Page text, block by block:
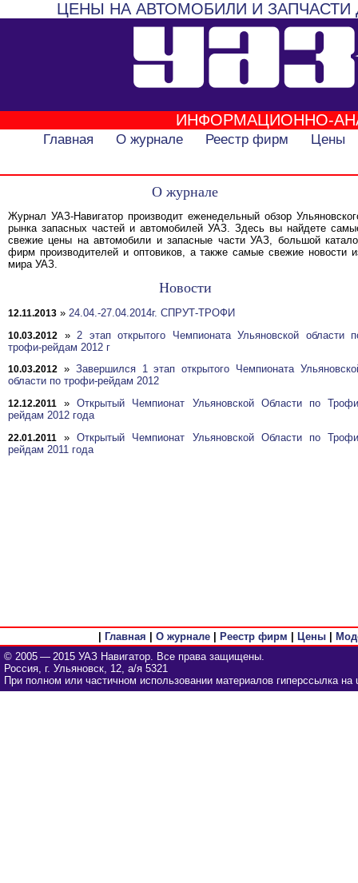
ЦЕНЫ НА АВТОМОБИЛИ И
ИНФОРМАЦИОННО-
Главная О журнале Реестр фирм Цены
О журнале
Журнал УАЗ-Навигатор производит еженедельный обзор
рынка запасных частей и автомобилей УАЗ. Здесь вы найдете
свежие цены на автомобили и запасные части УАЗ, большой
фирм производителей и оптовиков, а также самые свежие новости
мира УАЗ.
Новости
12.11.2013 » 24.04.-27.04.2014г. СПРУТ-ТРОФИ
10.03.2012 » 2 этап открытого Чемпионата Ульяновской области
трофи-рейдам 2012 г
10.03.2012 » Завершился 1 этап открытого Чемпионата
области по трофи-рейдам 2012
12.12.2011 »Открытый Чемпионат Ульяновской Области по
рейдам 2012 года
22.01.2011 »Открытый Чемпионат Ульяновской Области по
рейдам 2011 года
Главная О журнале| Реестр фирм Цены|
© 2005 — 2015 УАЗ Навигатор. Все права защищены.
Россия, г. Ульяновск, 12, а/я 5321
При полном или частичном использовании материалов гиперссылка на